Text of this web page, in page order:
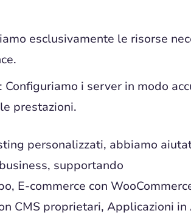
esclusivamente le risorse
i server in modo
prestazioni.
personalizzati, abbiamo
supportando
E-commerce con
CMS proprietari, Applicazioni in